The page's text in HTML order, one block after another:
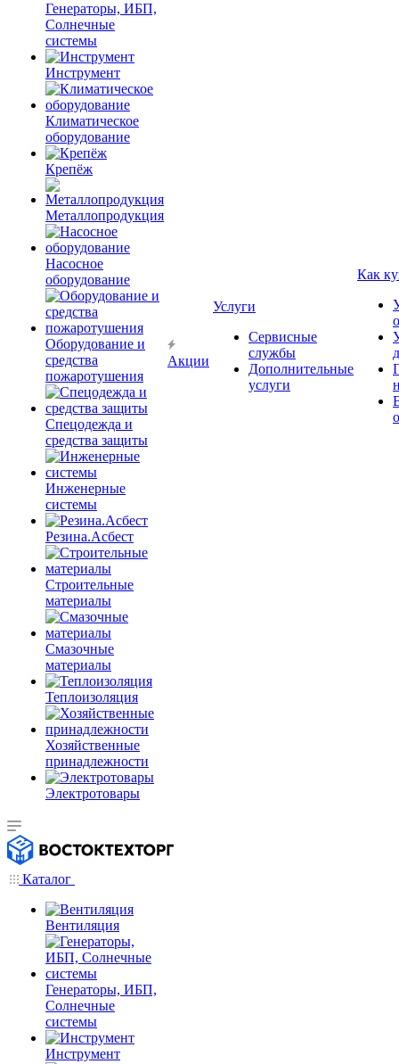
Генераторы, ИБП,
Солнечные
системы
Инструмент
Климатическое
оборудование
Крепёж
Металлопродукция
Насосное
оборудование
Оборудование и
средства
пожаротушения
Спецодежда и
средства защиты
Инженерные
системы
Резина.Асбест
Строительные
материалы
Смазочные
материалы
Теплоизоляция
Хозяйственные
принадлежности
Электротовары
Акции
Услуги
Сервисные
службы
Дополнительные
услуги
Как
Каталог
Вентиляция
Генераторы, ИБП,
Солнечные
системы
Инструмент